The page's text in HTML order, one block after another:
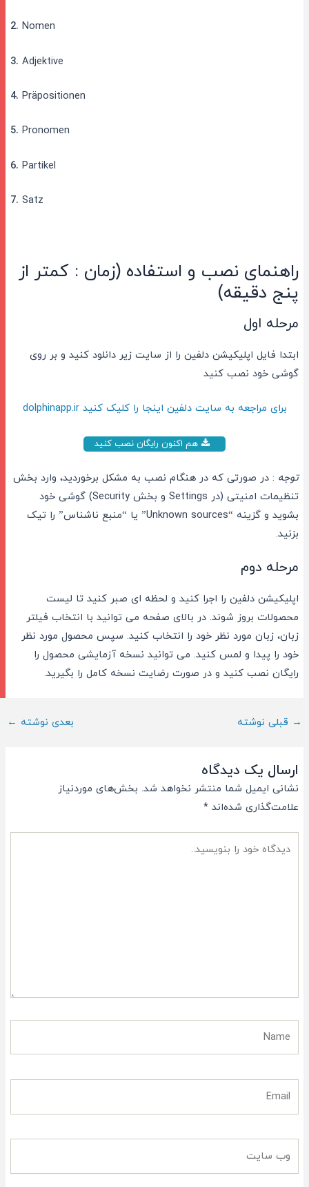
2.Nomen
3. Adjektive
4. Präpositionen
5. Pronomen
6.Partikel
7. Satz
راهنمای نصب و استفاده (زمان : کمتر از
پنج دقیقه)
مرحله اول
ابتدا فایل اپلیکیشن دلفین را از سایت زیر دانلود کنید و بر روی
گوشی خود نصب کنید
برای مراجعه به سایت دلفین اینجا را کلیک کنید dolphinapp.ir
هم اکنون رایگان نصب کنید
توجه : در صورتی که در هنگام نصب به مشکل برخوردید، وارد بخش
تنظیمات امنیتی (در Settings و بخش Security) گوشی خود
بشوید و گزینه “Unknown sources” یا “منبع ناشناس” را تیک
بزنید.
مرحله دوم
اپلیکیشن دلفین را اجرا کنید و لحظه ای صبر کنید تا لیست
محصولات بروز شوند. در بالای صفحه می توانید با انتخاب فیلتر
زبان، زبان مورد نظر خود را انتخاب کنید. سپس محصول مورد نظر
خود را پیدا و لمس کنید. می توانید نسخه آزمایشی محصول را
رایگان نصب کنید و در صورت رضایت نسخه کامل را بگیرید.
ناوبری
→قبلی نوشته بعدی نوشته ←
ارسال یک دیدگاه
نشانی ایمیل شما منتشر نخواهد شد. بخش‌های موردنیاز
علامت‌گذاری شده‌اند *
دیدگاه